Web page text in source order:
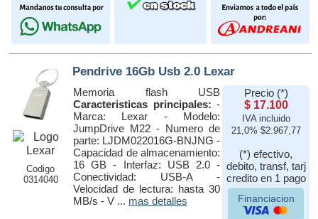
Codigo
0314040
Pendrive 16Gb Usb 2.0 Lexar
Memoria flash USB
Caracteristicas principales: -
Marca: Lexar - Modelo:
JumpDrive M22 - Numero de
parte: LJDM022016G-BNJNG -
Capacidad de almacenamiento:
16 GB - Interfaz: USB 2.0 -
Conectividad: USB-A -
Velocidad de lectura: hasta 30
MB/s - V ... mas detalles
Precio (*)
$ 17.100
IVA incluido
21,0% $2.967,77
(*) efectivo,
debito, transf, tarj
credito en 1 pago
Financiacion